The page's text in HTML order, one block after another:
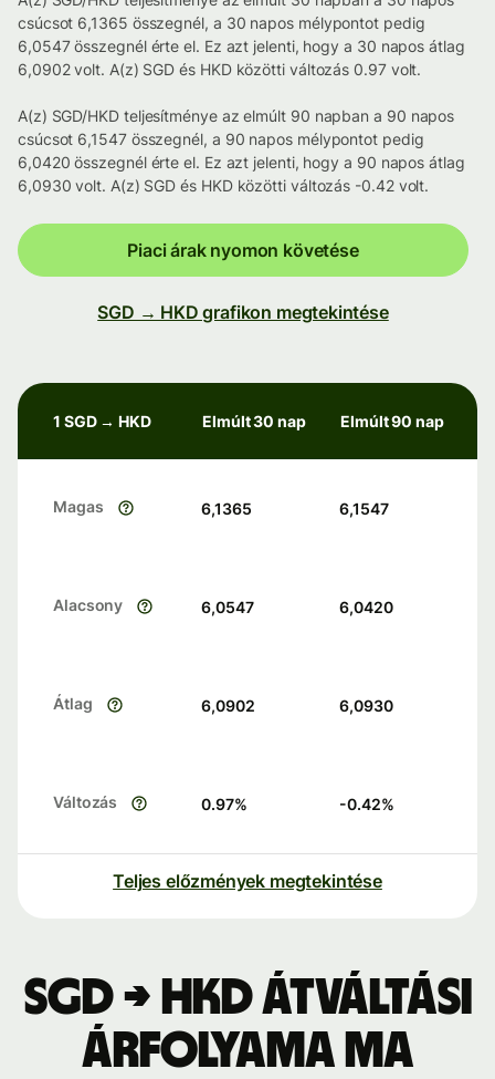
csúcsot 6,1365 összegnél, a 30 napos mélypontot pedig
6,0547 összegnél érte el. Ez azt jelenti, hogy a 30 napos átlag
6,0902 volt. A(z) SGD és HKD közötti változás 0.97 volt.
A(z) SGD/HKD teljesítménye az elmúlt 90 napban a 90 napos
csúcsot 6,1547 összegnél, a 90 napos mélypontot pedig
6,0420 összegnél érte el. Ez azt jelenti, hogy a 90 napos átlag
6,0930 volt. A(z) SGD és HKD közötti változás -0.42 volt.
Piaci árak nyomon követése
SGD → HKD grafikon megtekintése
1 SGD → HKD Elmúlt 30 nap Elmúlt 90 nap
Magas 6,1365 6,1547
Alacsony 6,0547 6,0420
Átlag 6,0902 6,0930
Változás 0.97% -0.42%
Teljes előzmények megtekintése
SGD → HKD átváltási
árfolyama ma